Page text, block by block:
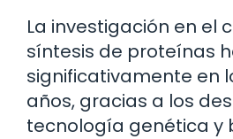
La investigación en el
síntesis de proteínas
significativamente en
años, gracias a los
tecnología genética y